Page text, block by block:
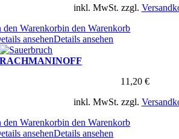
inkl. MwSt. zzgl.
den Warenkorbin den Warenkorb
ansehenDetails ansehen
RACHMANINOFF
11,20 €
inkl. MwSt. zzgl.
den Warenkorbin den Warenkorb
ansehenDetails ansehen